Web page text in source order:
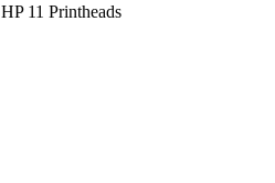
HP 11 Printheads